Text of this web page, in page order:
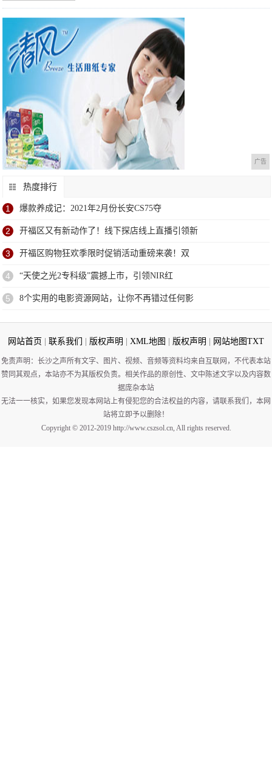
广告
热度排行
1 爆款养成记：2021年2月份长安CS75夺
2 开福区又有新动作了！线下探店线上直播引领新
3 开福区购物狂欢季限时促销活动重磅来袭！​双
4 “天使之光2专科级”震撼上市，引领NIR红
5 8个实用的电影资源网站，让你不再错过任何影
网站首页 | 联系我们 | 版权声明 | XML地图 | 版权声明 | 网站地图TXT
免责声明：长沙之声所有文字、图片、视频、音频等资料均来自互联网，不代表本站
赞同其观点，本站亦不为其版权负责。相关作品的原创性、文中陈述文字以及内容数
据庞杂本站
无法一一核实，如果您发现本网站上有侵犯您的合法权益的内容，请联系我们，本网
站将立即予以删除！
Copyright © 2012-2019 http://www.cszsol.cn, All rights reserved.